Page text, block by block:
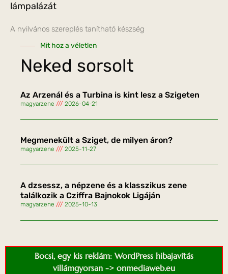
lámpalázát
A nyilvános szereplés tanítható készség
Mit hoz a véletlen
Neked sorsolt
Az Arzenál és a Turbina is kint lesz a Szigeten
magyarzene 2026-04-21
Megmenekült a Sziget, de milyen áron?
magyarzene 2025-11-27
A dzsessz, a népzene és a klasszikus zene
találkozik a Cziffra Bajnokok Ligáján
magyarzene 2025-10-13
Bocsi, egy kis reklám: WordPress hibajavítás
villámgyorsan -> onmediaweb.eu